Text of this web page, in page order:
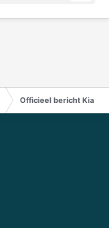
Officieel bericht Kia